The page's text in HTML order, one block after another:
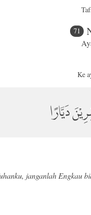
71
Ke
دَيَّارًا
janganlah Engkau